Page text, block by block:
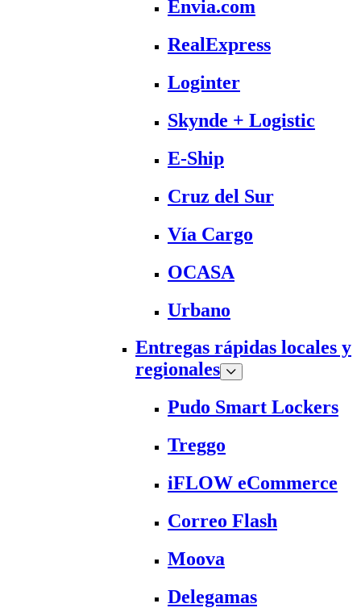
Envia.com
RealExpress
Loginter
Skynde + Logistic
E-Ship
Cruz del Sur
Vía Cargo
OCASA
Urbano
Entregas rápidas locales y
regionales
Pudo Smart Lockers
Treggo
iFLOW eCommerce
Correo Flash
Moova
Delegamas